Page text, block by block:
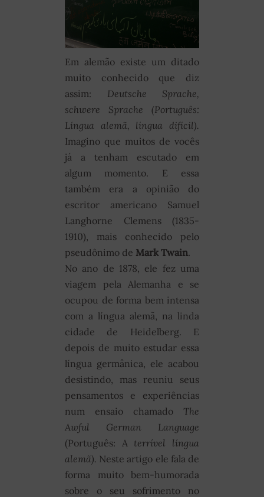
Em alemão existe um ditado
muito conhecido que diz
assim:
Deutsche Sprache,
schwere Sprache (Português:
Língua alemã, língua difícil).
Imagino que muitos de vocês
já a tenham escutado em
algum momento. E essa
também era a opinião do
escritor americano Samuel
Langhorne Clemens (1835-
1910), mais conhecido pelo
pseudônimo de Mark Twain.
No ano de 1878, ele fez uma
viagem pela Alemanha e se
ocupou de forma bem intensa
com a língua alemã, na linda
cidade de Heidelberg. E
depois de muito estudar essa
língua germânica, ele acabou
desistindo, mas reuniu seus
pensamentos e experiências
num ensaio chamado The
Awful German Language
(Português: A terrível língua
alemã). Neste artigo ele fala de
forma muito bem-humorada
sobre o seu sofrimento no